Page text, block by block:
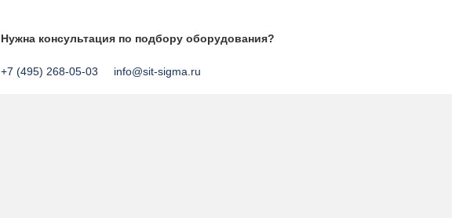
Нужна консультация по подбору оборудования?
+7 (495) 268-05-03 info@sit-sigma.ru